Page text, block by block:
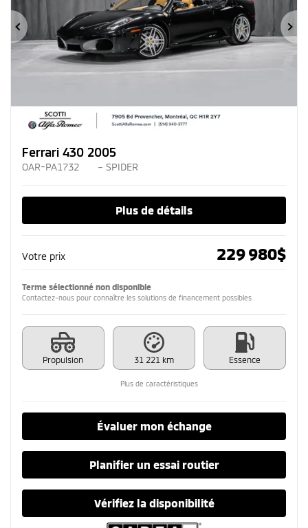
Précédent
Ferrari 430 2005
OAR-PA1732 – SPIDER
Plus de détails
Votre prix 229 980$
Terme sélectionné non disponible
Contactez-nous pour connaître les solutions de financement possibles
Propulsion 31 221 km Essence
Plus de caractéristiques
Évaluer mon échange
Planifier un essai routier
Vérifiez la disponibilité